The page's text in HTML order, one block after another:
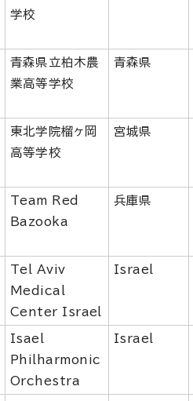
学校
青森県立柏木農
業高等学校
青森県
東北学院榴ヶ岡
高等学校
宮城県
Team Red
Bazooka
兵庫県
Tel Aviv
Medical
Center Israel
Israel
Isael
Philharmonic
Orchestra
Israel